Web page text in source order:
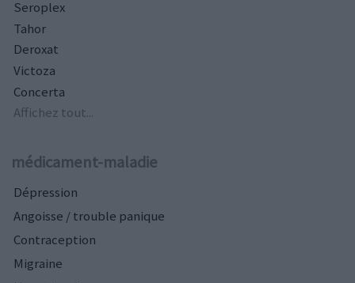
Seroplex
Tahor
Deroxat
Victoza
Concerta
Affichez tout...
médicament-maladie
Dépression
Angoisse / trouble panique
Contraception
Migraine